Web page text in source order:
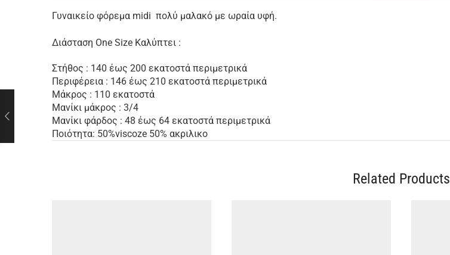
Γυναικείο φόρεμα midi πολύ μαλακό με ωραία υφή.
Διάσταση One Size Καλύπτει :
Στήθος : 140 έως 200 εκατοστά περιμετρικά
Περιφέρεια : 146 έως 210 εκατοστά περιμετρικά
Μάκρος : 110 εκατοστά
Μανίκι μάκρος : 3/4
Μανίκι φάρδος : 48 έως 64 εκατοστά περιμετρικά
Ποιότητα: 50%viscoze 50% ακριλικο
Related Products